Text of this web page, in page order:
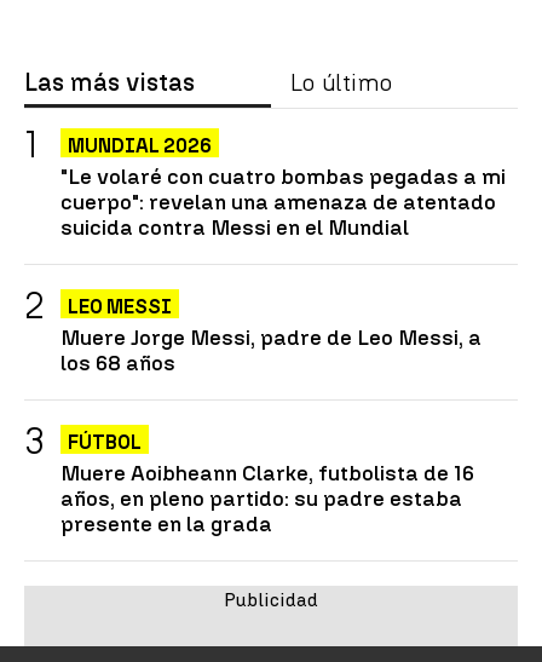
Las más vistas Lo último
MUNDIAL 2026
"Le volaré con cuatro bombas pegadas a mi
cuerpo": revelan una amenaza de atentado
suicida contra Messi en el Mundial
LEO MESSI
Muere Jorge Messi, padre de Leo Messi, a
los 68 años
FÚTBOL
Muere Aoibheann Clarke, futbolista de 16
años, en pleno partido: su padre estaba
presente en la grada